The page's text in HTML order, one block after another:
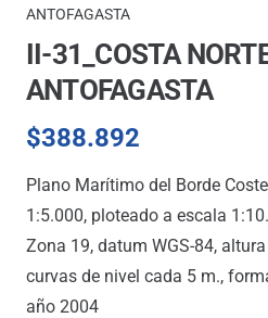
ANTOFAGASTA
II-31_COSTA
ANTOFAGASTA
$388.892
Plano Marítimo del Borde
1:5.000, ploteado a escala
Zona 19, datum WGS-84,
curvas de nivel cada 5 m.,
año 2004